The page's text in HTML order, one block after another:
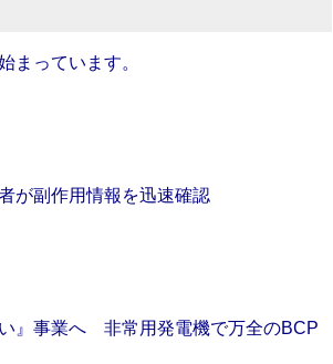
まっています。
が副作用情報を迅速確認
』事業へ 非常用発電機で万全のBCP